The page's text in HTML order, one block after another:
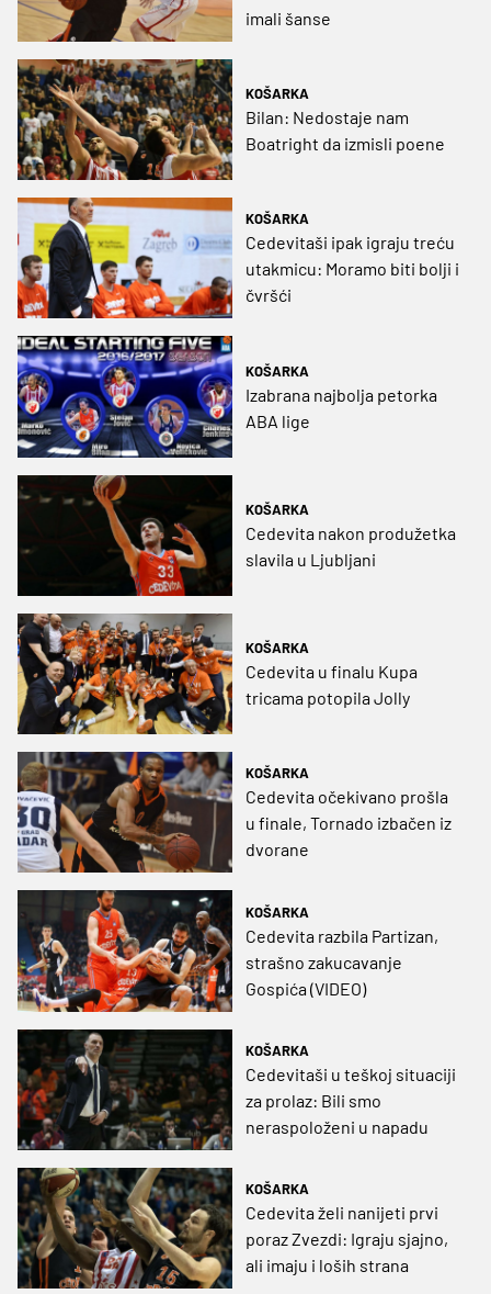
imali šanse
KOŠARKA
Bilan: Nedostaje nam
Boatright da izmisli poene
KOŠARKA
Cedevitaši ipak igraju treću
utakmicu: Moramo biti bolji i
čvršći
KOŠARKA
Izabrana najbolja petorka
ABA lige
KOŠARKA
Cedevita nakon produžetka
slavila u Ljubljani
KOŠARKA
Cedevita u finalu Kupa
tricama potopila Jolly
KOŠARKA
Cedevita očekivano prošla
u finale, Tornado izbačen iz
dvorane
KOŠARKA
Cedevita razbila Partizan,
strašno zakucavanje
Gospića (VIDEO)
KOŠARKA
Cedevitaši u teškoj situaciji
za prolaz: Bili smo
neraspoloženi u napadu
KOŠARKA
Cedevita želi nanijeti prvi
poraz Zvezdi: Igraju sjajno,
ali imaju i loših strana